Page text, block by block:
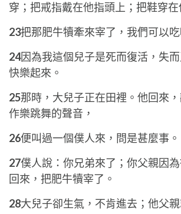
穿；把戒指戴在他指頭上；把鞋穿在
23把那肥牛犢牽來宰了，我們可以吃
24因為我這個兒子是死而復活，失
快樂起來。
25那時，大兒子正在田裡。他回來
作樂跳舞的聲音，
26便叫過一個僕人來，問是甚麼事。
27僕人說：你兄弟來了；你父親因
回來，把肥牛犢宰了。
28大兒子卻生氣，不肯進去；他父